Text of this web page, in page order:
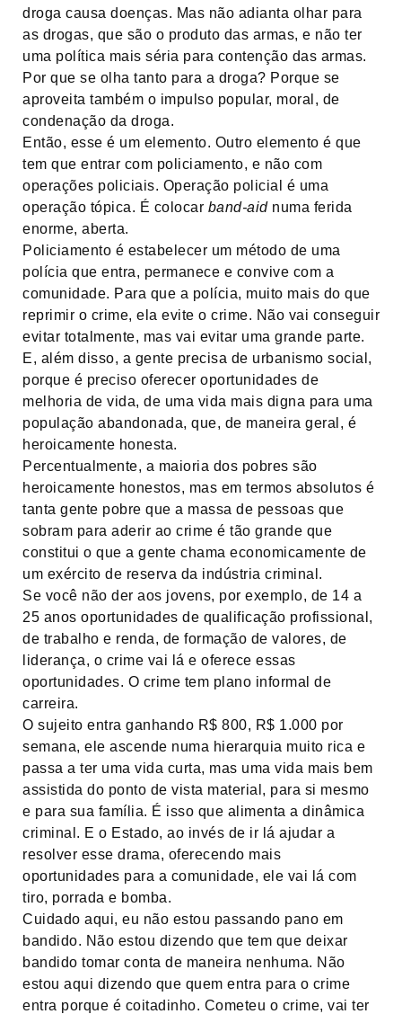
droga causa doenças. Mas não adianta olhar para
as drogas, que são o produto das armas, e não ter
uma política mais séria para contenção das armas.
Por que se olha tanto para a droga? Porque se
aproveita também o impulso popular, moral, de
condenação da droga.
Então, esse é um elemento. Outro elemento é que
tem que entrar com policiamento, e não com
operações policiais. Operação policial é uma
operação tópica. É colocar band-aidnuma ferida
enorme, aberta.
Policiamento é estabelecer um método de uma
polícia que entra, permanece e convive com a
comunidade. Para que a polícia, muito mais do que
reprimir o crime, ela evite o crime. Não vai conseguir
evitar totalmente, mas vai evitar uma grande parte.
E, além disso, a gente precisa de urbanismo social,
porque é preciso oferecer oportunidades de
melhoria de vida, de uma vida mais digna para uma
população abandonada, que, de maneira geral, é
heroicamente honesta.
Percentualmente, a maioria dos pobres são
heroicamente honestos, mas em termos absolutos é
tanta gente pobre que a massa de pessoas que
sobram para aderir ao crime é tão grande que
constitui o que a gente chama economicamente de
um exército de reserva da indústria criminal.
Se você não der aos jovens, por exemplo, de 14 a
25 anos oportunidades de qualificação profissional,
de trabalho e renda, de formação de valores, de
liderança, o crime vai lá e oferece essas
oportunidades. O crime tem plano informal de
carreira.
O sujeito entra ganhando R$ 800, R$ 1.000 por
semana, ele ascende numa hierarquia muito rica e
passa a ter uma vida curta, mas uma vida mais bem
assistida do ponto de vista material, para si mesmo
e para sua família. É isso que alimenta a dinâmica
criminal. E o Estado, ao invés de ir lá ajudar a
resolver esse drama, oferecendo mais
oportunidades para a comunidade, ele vai lá com
tiro, porrada e bomba.
Cuidado aqui, eu não estou passando pano em
bandido. Não estou dizendo que tem que deixar
bandido tomar conta de maneira nenhuma. Não
estou aqui dizendo que quem entra para o crime
entra porque é coitadinho. Cometeu o crime, vai ter